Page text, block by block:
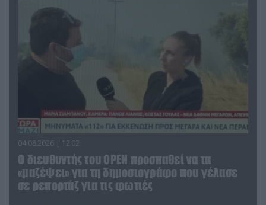
04.08.2026 | 12:02
O διευθυντής του OPEN προσπαθεί να τα
«μαζέψει» για τη δημοσιογράφο που γέλασε
σε ρεπορτάζ για τις φωτιές